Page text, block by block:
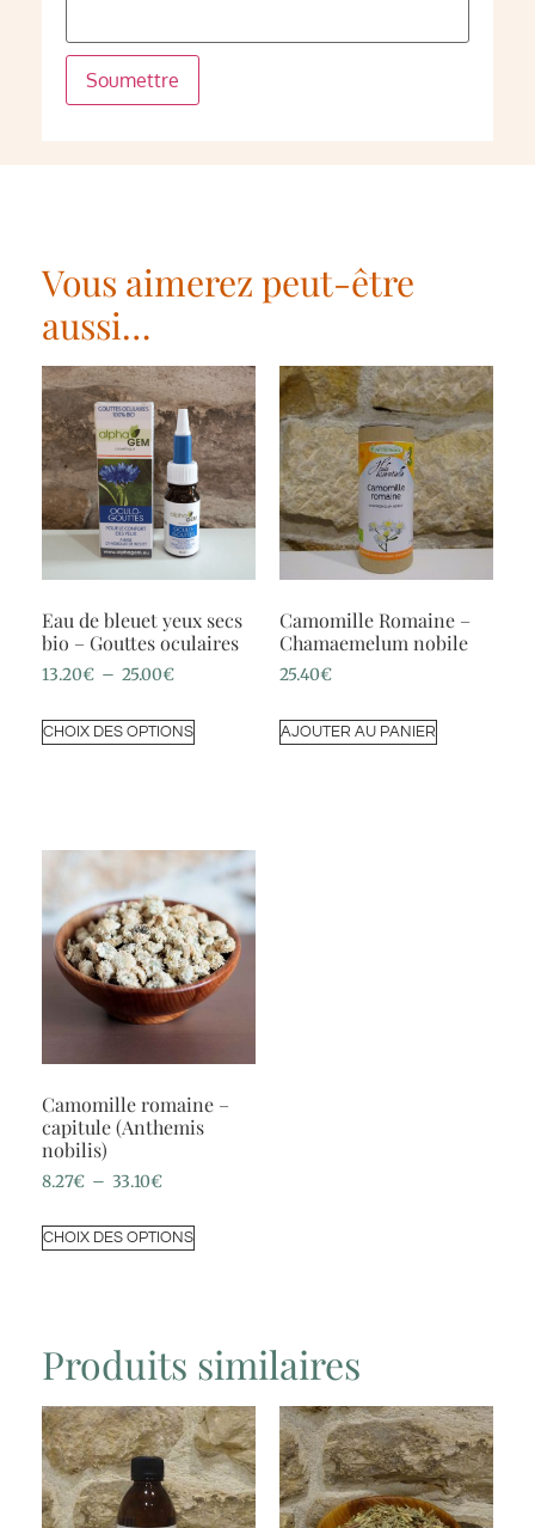
Vous aimerez peut-être
aussi…
Eau de bleuet yeux secs
bio – Gouttes oculaires
13.20€ – 25.00€
CHOIX DES OPTIONS
Camomille Romaine –
Chamaemelum nobile
25.40€
AJOUTER AU PANIER
Camomille romaine –
capitule (Anthemis
nobilis)
8.27€ – 33.10€
CHOIX DES OPTIONS
Produits similaires